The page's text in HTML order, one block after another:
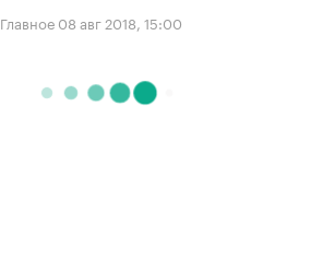
Главное 08 авг 2018, 15:00